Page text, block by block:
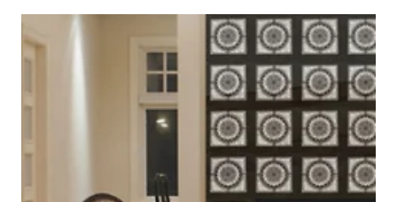
을 갖춘 유리창 시설이다. 현재 특허를 출원중이며, 완벽하게 건물의 일부분으
로 설치된 시스템으로 다층 광발전과 단열 테크놀로지 기능을 갖추었다. 현재
생산라인은 9' x 9' 규모의 유리창까지 제작이 가능하며, 방화 및 방탄 기능 등
의 다양한 옵션을 포함시킬 수 있다. 물론, 고객의 취향에 맞춰 디자인이 가능하